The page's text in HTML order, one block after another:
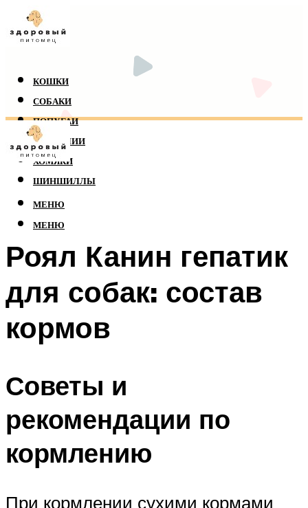
КОШКИ
СОБАКИ
ПОПУГАИ
РЕПТИЛИИ
ХОМЯКИ
ШИНШИЛЛЫ
МЕНЮ
МЕНЮ
Роял Канин гепатик
для собак: состав
кормов
Советы и
рекомендации по
кормлению
При кормлении сухими кормами